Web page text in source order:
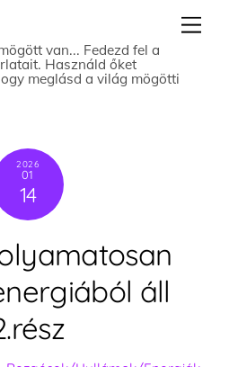
van... Fedezd fel a
Használd őket
meglásd a világ mögötti
2026
01
14
áll